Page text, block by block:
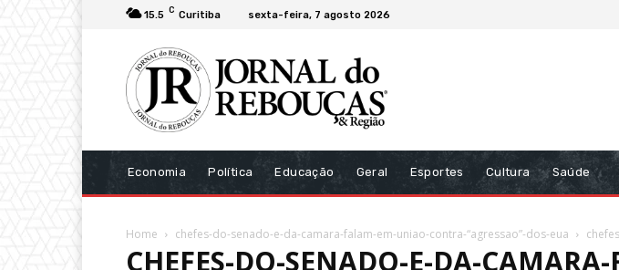
15.5 C Curitiba sexta-feira, 7 agosto 2026
Economia Política Educação Geral Esportes Cultura Saúde
Home chefes-do-senado-e-da-camara-falam-em-uniao-contra-“agressao”-dos-eua
CHEFES-DO-SENADO-E-DA-